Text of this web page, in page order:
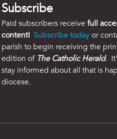
Subscribe
Paid subscribers receivefull
content! Subscribe todayor
parish to begin receiving the
edition of The Catholic Herald.
stay informed about all that is
diocese.